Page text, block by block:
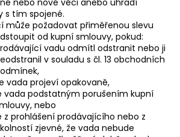
s tím spojené.
může požadovat přiměřenou slevu
od kupní smlouvy, pokud:
vadu odmítl odstranit nebo ji
v souladu s čl. 13 obchodních
vada projeví opakovaně,
vada podstatným porušením kupní
nebo
z prohlášení prodávajícího nebo z
zjevné, že vada nebude